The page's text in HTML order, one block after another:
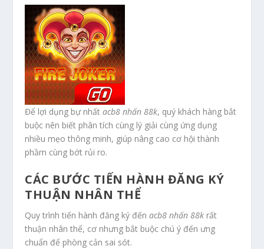
Để lợi dụng bự nhấtacb8 nhấn 88k, quý khách hàng bắt
buộc nên biết phân tích cùng lý giải cùng ứng dụng
nhiều mẹo thông minh, giúp nâng cao cơ hội thành
phầm cùng bớt rủi ro.
CÁC BƯỚC TIẾN HÀNH ĐĂNG KÝ
THUẬN NHÂN THỂ
Quy trình tiến hành đăng ký đếnacb8 nhấn 88k rất
thuận nhân thể, cơ nhưng bắt buộc chú ý đến ưng
chuẩn để phòng cản sai sót.